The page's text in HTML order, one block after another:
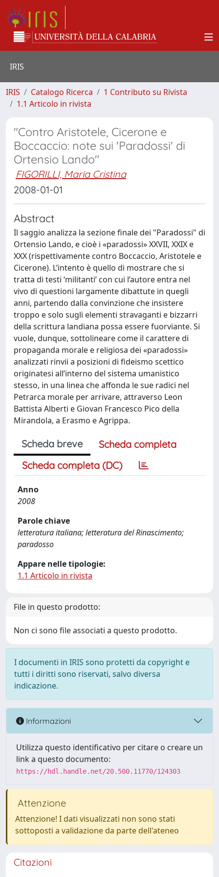
IRIS
IRIS Catalogo Ricerca
1 Contributo su Rivista
1.1 Articolo in rivista
"Contro Aristotele, Cicerone e
Boccaccio: note sui 'Paradossi' di
Ortensio Lando"
FIGORILLI, Maria Cristina
2008-01-01
Abstract
Il saggio analizza la sezione finale dei "Paradossi" di
Ortensio Lando, e cioè i «paradossi» XXVII, XXIX e
XXX (rispettivamente contro Boccaccio, Aristotele e
Cicerone). L’intento è quello di mostrare che si
tratta di testi ‘militanti’ con cui l’autore entra nel
vivo di questioni largamente dibattute in quegli
anni, partendo dalla convinzione che insistere
troppo e solo sugli elementi stravaganti e bizzarri
della scrittura landiana possa essere fuorviante. Si
vuole, dunque, sottolineare come il carattere di
propaganda morale e religiosa dei «paradossi»
analizzati rinvii a posizioni di fideismo scettico
originatesi all’interno del sistema umanistico
stesso, in una linea che affonda le sue radici nel
Petrarca morale per arrivare, attraverso Leon
Battista Alberti e Giovan Francesco Pico della
Mirandola, a Erasmo e Agrippa.
Scheda breve
Scheda completa
Scheda completa (DC)
Anno
2008
Parole chiave
letteratura italiana; letteratura del Rinascimento;
paradosso
Appare nelle tipologie:
1.1 Articolo in rivista
File in questo prodotto:
Non ci sono file associati a questo prodotto.
I documenti in IRIS sono protetti da copyright e
tutti i diritti sono riservati, salvo diversa
indicazione.
Informazioni
Utilizza questo identificativo per citare o creare un
link a questo documento:
https://hdl.handle.net/20.500.11770/124303
Attenzione
Attenzione! I dati visualizzati non sono stati
sottoposti a validazione da parte dell'ateneo
Citazioni